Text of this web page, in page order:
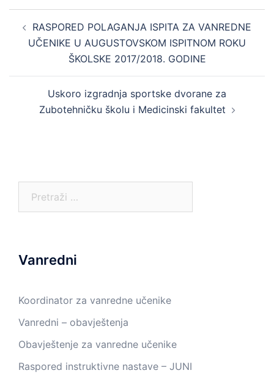
navigation
RASPORED POLAGANJA ISPITA ZA VANREDNE
UČENIKE U AUGUSTOVSKOM ISPITNOM ROKU
ŠKOLSKE 2017/2018. GODINE
Uskoro izgradnja sportske dvorane za
Zubotehničku školu i Medicinski fakultet
Vanredni
Koordinator za vanredne učenike
Vanredni – obavještenja
Obavještenje za vanredne učenike
Raspored instruktivne nastave – JUNI